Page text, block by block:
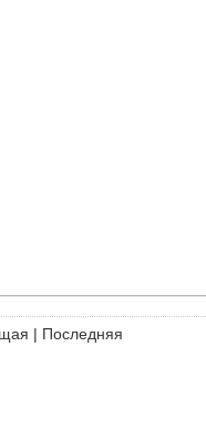
| Последняя